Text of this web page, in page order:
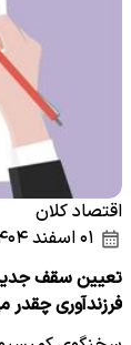
اقتصاد کلان
تعیین سقف
فرزندآوری